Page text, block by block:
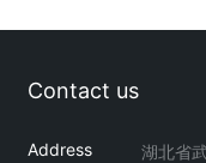
Contact us
Address
湖北省